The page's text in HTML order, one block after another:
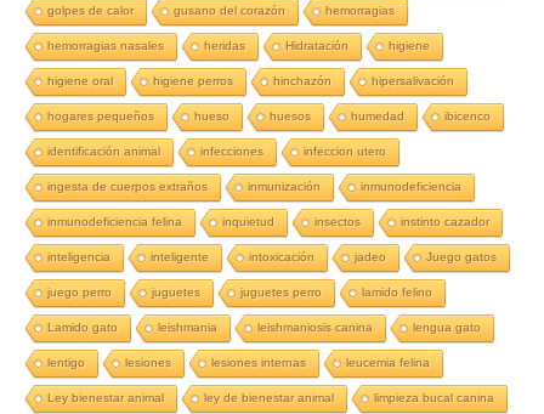
golpes de calor gusano del corazón hemorragias
hemorragias nasales heridas Hidratación higiene
higiene oral higiene perros hinchazón hipersalivación
hogares pequeños hueso huesos humedad ibicenco
identificación animal infecciones infeccion utero
ingesta de cuerpos extraños inmunización inmunodeficiencia
inmunodeficiencia felina inquietud insectos instinto cazador
inteligencia inteligente intoxicación jadeo Juego gatos
juego perro juguetes juguetes perro lamido felino
Lamido gato leishmania leishmaniosis canina lengua gato
lentigo lesiones lesiones internas leucemia felina
Ley bienestar animal ley de bienestar animal limpieza bucal canina